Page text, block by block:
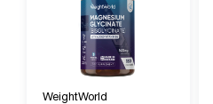
WeightWorld